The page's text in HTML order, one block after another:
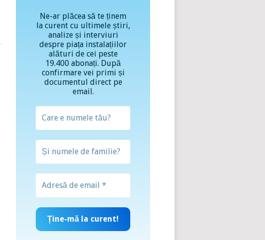
Ne-ar plăcea să te ținem
la curent cu ultimele știri,
analize și interviuri
despre piața instalațiilor
alături de cei peste
19.400 abonați. După
confirmare vei primi și
documentul direct pe
email.